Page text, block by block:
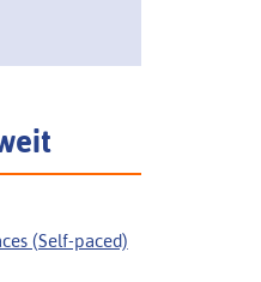
(Self-paced)